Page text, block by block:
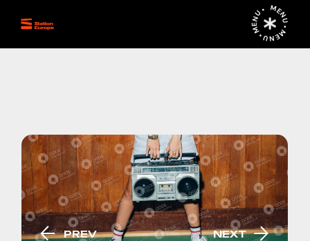
MENU • MENU • MENU •
PREV NEXT